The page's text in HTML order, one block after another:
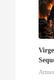
pelo